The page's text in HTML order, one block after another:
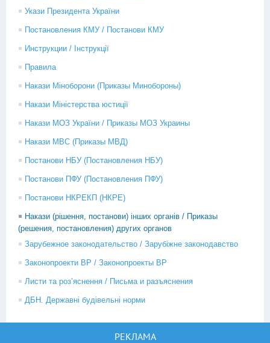
Укази Президента України
Постановления КМУ / Постанови КМУ
Инструкции / Інструкції
Правила
Накази Міноборони (Приказы Минобороны)
Накази Міністерства юстиції
Накази МОЗ України / Приказы МОЗ Украины
Накази МВС (Приказы МВД)
Постанови НБУ (Постановления НБУ)
Постанови ПФУ (Постановления ПФУ)
Постанови НКРЕКП (НКРЕ)
Накази (рішення, постанови) інших органів / Приказы
(решения, постановления) других органов
Зарубежное законодательство / Зарубіжне законодавство
Законопроекти ВР / Законопроекты ВР
Листи та роз’яснення / Письма и разъяснения
ДБН. Державні будівельні норми
РЕКЛАМА